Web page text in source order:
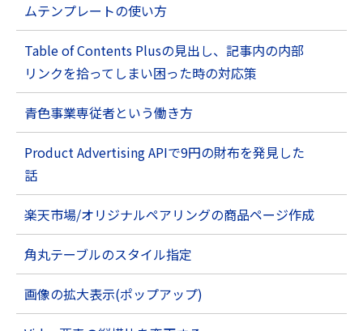
ムテンプレートの使い方
Table of Contents Plusの見出し、記事内の内部
リンクを拾ってしまい困った時の対応策
青色事業専従者という働き方
Product Advertising APIで9円の財布を発見した
話
楽天市場/オリジナルペアリングの商品ページ作成
角丸テーブルのスタイル指定
画像の拡大表示(ポップアップ)